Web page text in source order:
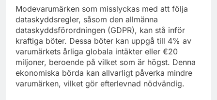
Modevarumärken som misslyckas med att följa
dataskyddsregler, såsom den allmänna
dataskyddsförordningen (GDPR), kan stå inför
kraftiga böter. Dessa böter kan uppgå till 4% av
varumärkets årliga globala intäkter eller €20
miljoner, beroende på vilket som är högst. Denna
ekonomiska börda kan allvarligt påverka mindre
varumärken, vilket gör efterlevnad nödvändig.